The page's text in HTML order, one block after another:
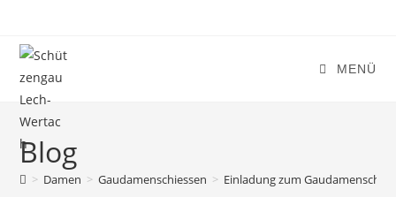
springen
MENÜ
Blog
> Damen > Gaudamenschiessen > Einladung zum